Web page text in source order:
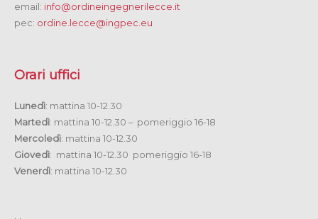
email: info@ordineingegnerilecce.it
pec: ordine.lecce@ingpec.eu
Orari uffici
Lunedì: mattina 10-12.30
Martedì: mattina 10-12.30 – pomeriggio 16-18
Mercoledì: mattina 10-12.30
Giovedì: mattina 10-12.30 pomeriggio 16-18
Venerdì: mattina 10-12.30